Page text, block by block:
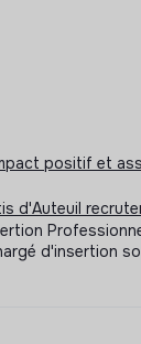
positif et
d'Auteuil
d'insertion